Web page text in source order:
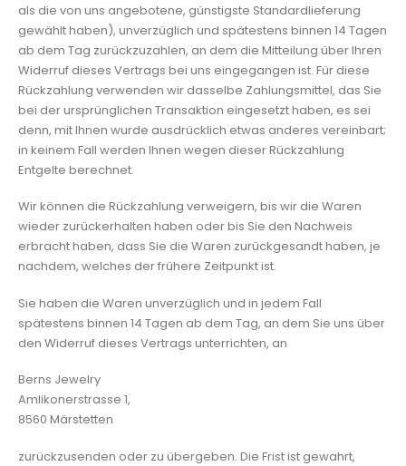
als die von uns angebotene, günstigste Standardlieferung
gewählt haben), unverzüglich und spätestens binnen 14 Tagen
ab dem Tag zurückzuzahlen, an dem die Mitteilung über Ihren
Widerruf dieses Vertrags bei uns eingegangen ist. Für diese
Rückzahlung verwenden wir dasselbe Zahlungsmittel, das Sie
bei der ursprünglichen Transaktion eingesetzt haben, es sei
denn, mit Ihnen wurde ausdrücklich etwas anderes vereinbart;
in keinem Fall werden Ihnen wegen dieser Rückzahlung
Entgelte berechnet.
Wir können die Rückzahlung verweigern, bis wir die Waren
wieder zurückerhalten haben oder bis Sie den Nachweis
erbracht haben, dass Sie die Waren zurückgesandt haben, je
nachdem, welches der frühere Zeitpunkt ist.
Sie haben die Waren unverzüglich und in jedem Fall
spätestens binnen 14 Tagen ab dem Tag, an dem Sie uns über
den Widerruf dieses Vertrags unterrichten, an
Berns Jewelry
Amlikonerstrasse 1,
8560 Märstetten
zurückzusenden oder zu übergeben. Die Frist ist gewahrt,